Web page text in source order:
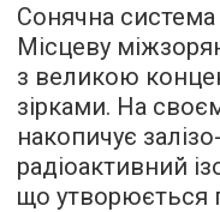
Сонячна система
Місцеву
з великою
зірками. На
накопичує
радіоактивний
що утворюється